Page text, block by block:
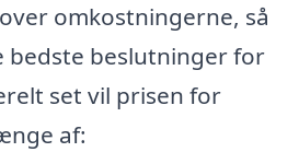
omkostningerne, så
beslutninger for
set vil prisen for
af: